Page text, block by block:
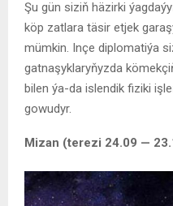
Şu gün siziň häzirki
köp zatlara täsir etjek
mümkin. Inçe diplomatiýa
gatnaşyklaryňyzda
bilen ýa-da islendik fiziki
gowudyr.
Mizan (terezi 24.09 —